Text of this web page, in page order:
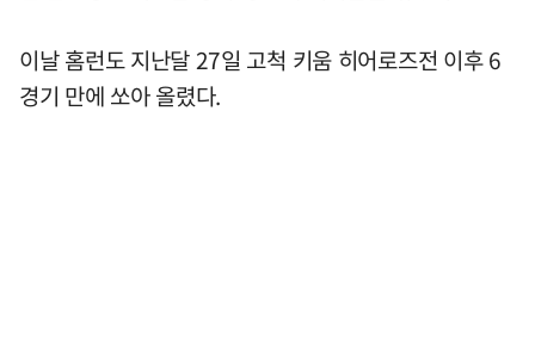
이날 홈런도 지난달 27일 고척 키움 히어로즈전 이후 6
경기 만에 쏘아 올렸다.